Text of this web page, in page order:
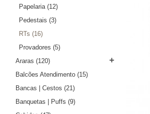
Papelaria (12)
Pedestais (3)
RTs (16)
Provadores (5)
Araras (120) +
Balcões Atendimento (15)
Bancas | Cestos (21)
Banquetas | Puffs (9)